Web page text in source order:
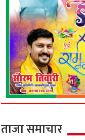
ताजा समाचार